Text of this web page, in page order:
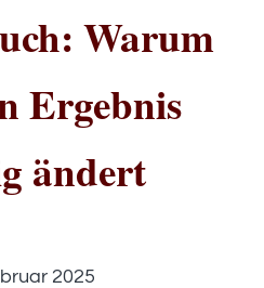
Warum
Ergebnis
ändert
2025